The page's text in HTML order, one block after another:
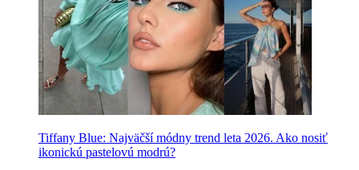
Tiffany Blue: Najväčší módny trend leta 2026. Ako nosiť
ikonickú pastelovú modrú?